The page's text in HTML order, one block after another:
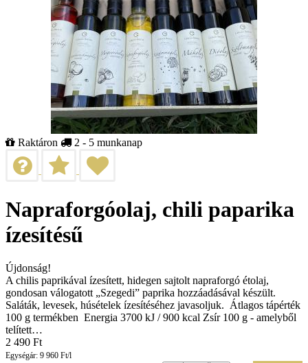
Raktáron 2 - 5 munkanap
Napraforgóolaj, chili paparika
ízesítésű
Újdonság!
A chilis paprikával ízesített, hidegen sajtolt napraforgó étolaj,
gondosan válogatott „Szegedi” paprika hozzáadásával készült.
Saláták, levesek, húsételek ízesítéséhez javasoljuk. Átlagos tápérték
100 g termékben Energia 3700 kJ / 900 kcal Zsír 100 g - amelyből
telített…
2 490 Ft
Egységár: 9 960 Ft/l